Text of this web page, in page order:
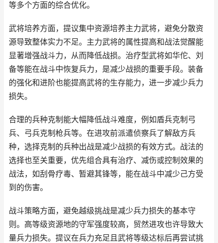
等多个方面的综合优化。
武将培养方面，提议集中资源培养主力武将，避免分散资
源导致整体实力不足。主力武将的属性提高和战法觉醒能
显著增强战斗力，从而降低战损。治疗型武将如华佗、刘
备等能在战斗中恢复兵力，是减少战损的重要手段。装备
的强化和进阶也能提高武将的生存能力，进一步减少兵力
损失。
合理的兵种克制能大幅降低战斗难度，例如盾兵克制弓
兵、弓兵克制枪兵等。在进攻前派遣侦察兵了解敌方兵
种，选择克制的兵种出战是减少战损的有效方式。战法的
选择也至关重要，优先组合具有治疗、减伤或控制效果的
战法，如刮骨疗毒、暂避其锋等，能在战斗中减少己方受
到的伤害。
战斗策略方面，避免越级挑战是减少兵力损失的基本守
则。高等级资源地的守军强度较高，贸然进攻也许导致大
量兵力损失。提议在兵力充足且武将等级达标后再尝试挑